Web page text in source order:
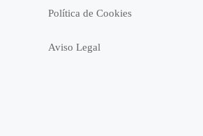
Política de Cookies
Aviso Legal